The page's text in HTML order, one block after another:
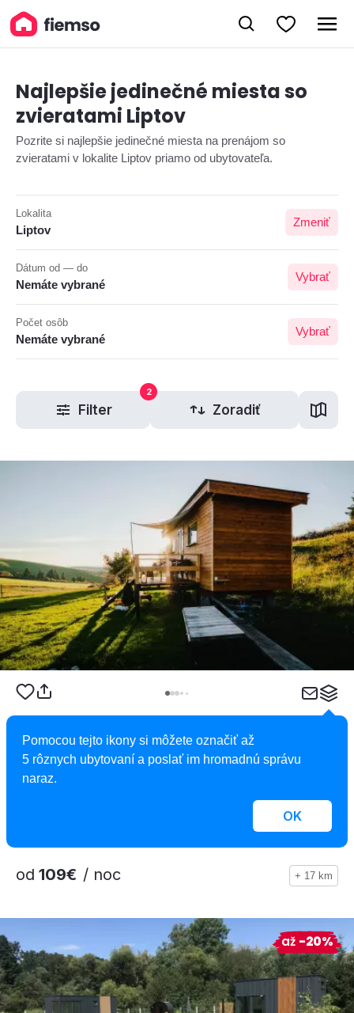
Najlepšie jedinečné miesta so
zvieratami Liptov
Pozrite si najlepšie jedinečné miesta na prenájom so
zvieratami v lokalite Liptov priamo od ubytovateľa.
Lokalita
Liptov
Zmeniť
Dátum od — do
Nemáte vybrané
Vybrať
Počet osôb
Nemáte vybrané
Vybrať
Filter
2
Zoradiť
1,0
Kočovný Wagón
Maringotka , Turčianske Jaseno, Slovensko
od 109€ / noc + 17 km
až -20%
Pomocou tejto ikony si môžete označiť až
5 rôznych ubytovaní a poslať im hromadnú správu
naraz.
OK